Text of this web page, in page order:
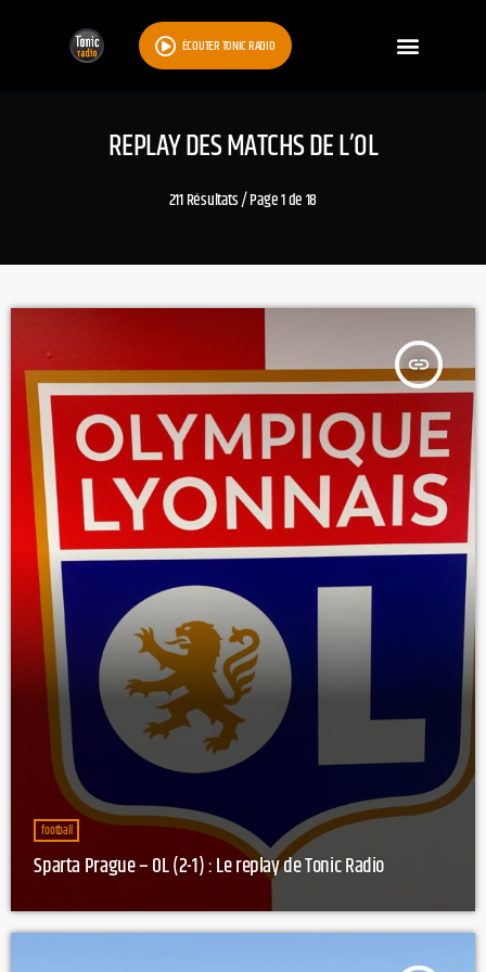
ÉCOUTER TONIC RADIO
REPLAY DES MATCHS DE L’OL
211 Résultats / Page 1 de 18
insert_link
football
Sparta Prague – OL (2-1) : Le replay de Tonic Radio